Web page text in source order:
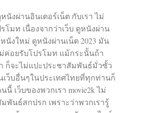
นังผ่านอินเตอร์เน็ต กับเรา ไม่
โมท เนื่องจากว่าเว็บ ดูหนังผ่าน
นังใหม่ ดูหนังผ่านเน็ต 2023 มัน
ค่อยรับโปรโมท แม้กระนั้นถ้า
ก็จะไม่แปะประชาสัมพันธ์มั่วซั้ว
เว็บอื่นๆในประเทศไทยที่ทุกท่านก็
นี้ เว็บของพวกเรา movie2k ไม่
พันธ์สกปรก เพราะว่าพวกเรารู้